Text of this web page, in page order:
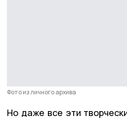
Фото из личного архива
Но даже все эти